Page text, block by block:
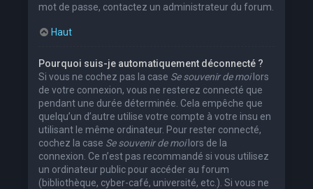
mot de passe, contactez un administrateur du forum.
Haut
Pourquoi suis-je automatiquement déconnecté ?
Si vous ne cochez pas la case Se souvenir de moilors
de votre connexion, vous ne resterez connecté que
pendant une durée déterminée. Cela empêche que
quelqu’un d’autre utilise votre compte à votre insu en
utilisant le même ordinateur. Pour rester connecté,
cochez la case Se souvenir de moilors de la
connexion. Ce n’est pas recommandé si vous utilisez
un ordinateur public pour accéder au forum
(bibliothèque, cyber-café, université, etc.). Si vous ne